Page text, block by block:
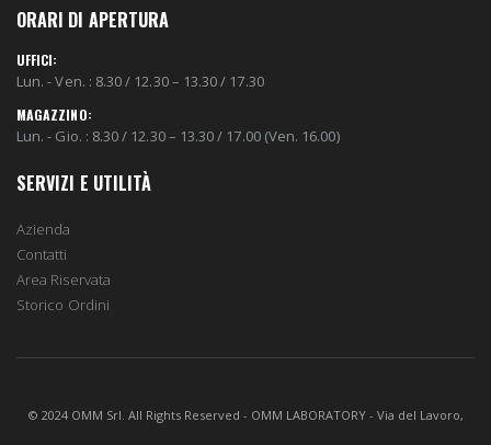
ORARI DI APERTURA
UFFICI:
Lun. - Ven. : 8.30 / 12.30 – 13.30 / 17.30
MAGAZZINO:
Lun. - Gio. : 8.30 / 12.30 – 13.30 / 17.00 (Ven. 16.00)
SERVIZI E UTILITÀ
Azienda
Contatti
Area Riservata
Storico Ordini
© 2024 OMM Srl. All Rights Reserved - OMM LABORATORY - Via del Lavoro,